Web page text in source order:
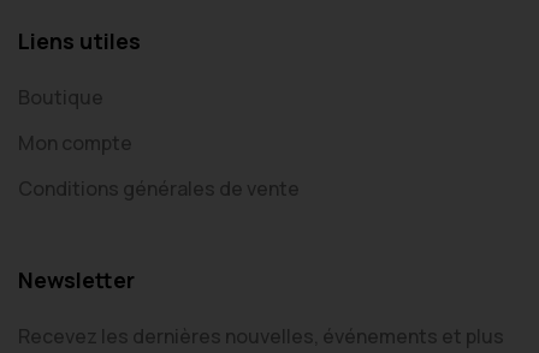
Liens utiles
Boutique
Mon compte
Conditions générales de vente
Newsletter
Recevez les dernières nouvelles, événements et plus